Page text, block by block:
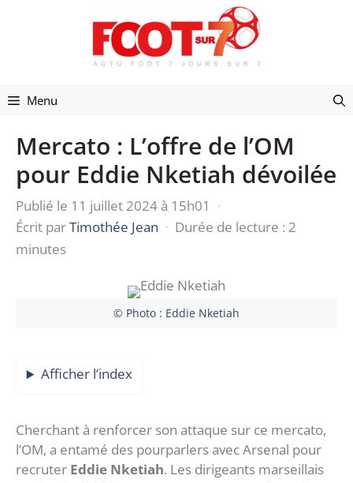
Menu
Mercato : L’offre de l’OM
pour Eddie Nketiah dévoilée
Publié le 11 juillet 2024 à 15h01
·
Écrit parTimothée Jean · Durée de lecture : 2
minutes
© Photo : Eddie Nketiah
Afficher l’index
Cherchant à renforcer son attaque sur ce mercato,
l’OM, a entamé des pourparlers avec Arsenal pour
recruter Eddie Nketiah. Les dirigeants marseillais